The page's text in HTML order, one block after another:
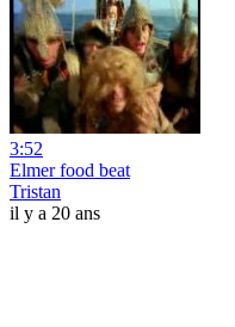
3:52
Elmer food beat
Tristan
il y a 20 ans